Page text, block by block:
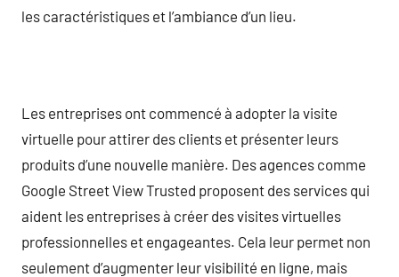
les caractéristiques et l’ambiance d’un lieu.
Les entreprises ont commencé à adopter la visite
virtuelle pour attirer des clients et présenter leurs
produits d’une nouvelle manière. Des agences comme
Google Street View Trusted proposent des services qui
aident les entreprises à créer des visites virtuelles
professionnelles et engageantes. Cela leur permet non
seulement d’augmenter leur visibilité en ligne, mais